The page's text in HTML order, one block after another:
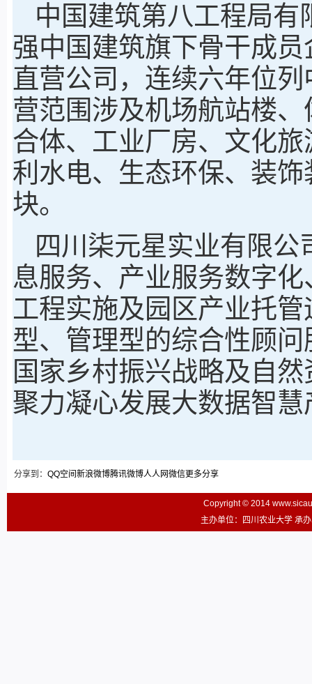
中国建筑第八工程局
强中国建筑旗下骨干成
直营公司，连续六年位
营范围涉及机场航站楼
合体、工业厂房、文化
利水电、生态环保、装
块。
四川柒元星实业有限
息服务、产业服务数字
工程实施及园区产业托
型、管理型的综合性顾
国家乡村振兴战略及自
聚力凝心发展大数据智慧
分享到： QQ空间 新浪微博腾讯微博人人网微信更多分享
Copyright © 2014
主办单位：四川农业大学 承